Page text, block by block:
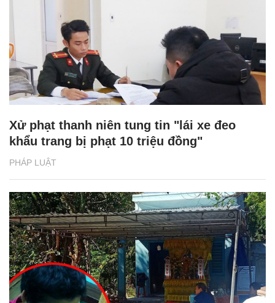
PHÁP LUẬT
Xử phạt thanh niên tung tin "lái xe đeo
khẩu trang bị phạt 10 triệu đồng"